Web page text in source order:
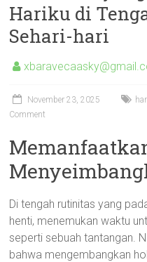
Hariku di
Sehari-hari
November 23, 2025
Comment
Di tengah rutinitas yang
henti, menemukan waktu
seperti sebuah tantangan.
bahwa mengembangkan